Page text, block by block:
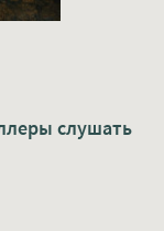
слушать